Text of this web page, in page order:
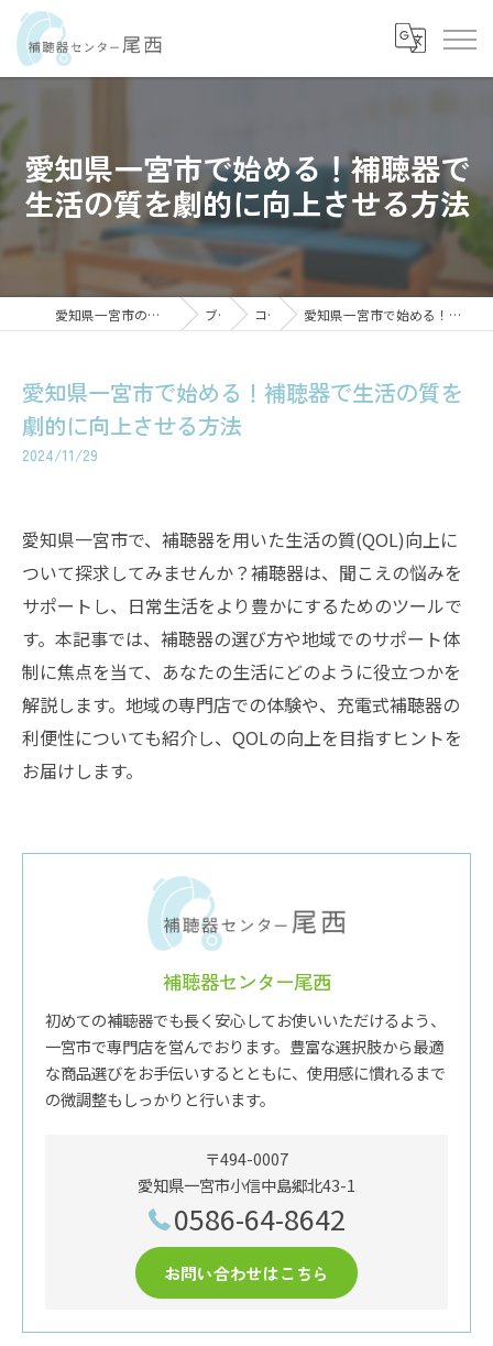
愛知県一宮市で始める！補聴器で
生活の質を劇的に向上させる方法
愛知県一宮市の補聴器なら補聴器センター尾西 ブログ コラム 愛知県一宮市で始める！補聴器で生活の質を劇的に向上させる方法
愛知県一宮市で始める！補聴器で生活の質を
劇的に向上させる方法
2024/11/29
愛知県一宮市で、補聴器を用いた生活の質(QOL)向上に
ついて探求してみませんか？補聴器は、聞こえの悩みを
サポートし、日常生活をより豊かにするためのツールで
す。本記事では、補聴器の選び方や地域でのサポート体
制に焦点を当て、あなたの生活にどのように役立つかを
解説します。地域の専門店での体験や、充電式補聴器の
利便性についても紹介し、QOLの向上を目指すヒントを
お届けします。
補聴器センター尾西
初めての補聴器でも長く安心してお使いいただけるよう、
一宮市で専門店を営んでおります。豊富な選択肢から最適
な商品選びをお手伝いするとともに、使用感に慣れるまで
の微調整もしっかりと行います。
〒494-0007
愛知県一宮市小信中島郷北43-1
0586-64-8642
お問い合わせはこちら